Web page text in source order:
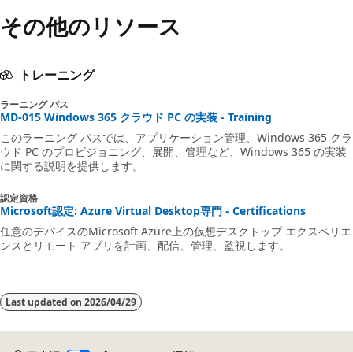
その他のリソース
トレーニング
ラーニング パス
MD-015 Windows 365 クラウド PC の実装 - Training
このラーニング パスでは、アプリケーション管理、Windows 365 クラ
ウド PC のプロビジョニング、展開、管理など、Windows 365 の実装
に関する説明を提供します。
認定資格
Microsoft認定: Azure Virtual Desktop専門 - Certifications
任意のデバイスのMicrosoft Azure上の仮想デスクトップ エクスペリエ
ンスとリモート アプリを計画、配信、管理、監視します。
Last updated on 2026/04/29